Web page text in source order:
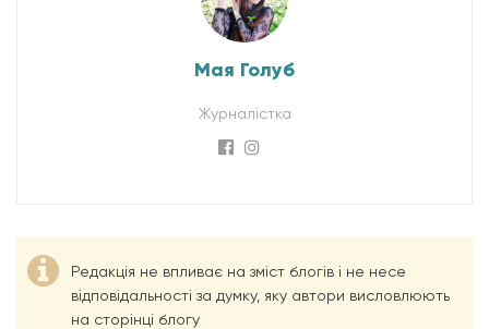
Мая Голуб
Журналістка
Редакція не впливає на зміст блогів і не несе
відповідальності за думку, яку автори висловлюють
на сторінці блогу